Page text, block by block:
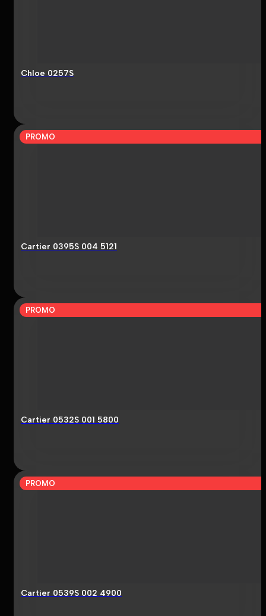
Chloe 0257S
PROMO
Cartier 0395S 004 5121
PROMO
Cartier 0532S 001 5800
PROMO
Cartier 0539S 002 4900